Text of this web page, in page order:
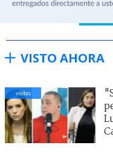
VISTO AHORA
visitas